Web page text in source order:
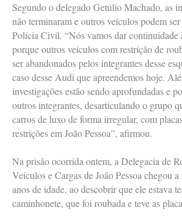
Segundo o delegado Getúlio Machado, as
não terminaram e outros veículos podem
Polícia Civil. “Nós vamos dar continuidade
porque outros veículos com restrição de
ser abandonados pelos integrantes desse
caso desse Audi que apreendemos hoje.
investigações estão sendo aprofundadas e
outros integrantes, desarticulando o grupo
carros de luxo de forma irregular, com
restrições em João Pessoa”, afirmou.
Na prisão ocorrida ontem, a Delegacia de
Veículos e Cargas de João Pessoa chegou
anos de idade, ao descobrir que ele estava
caminhonete, que foi roubada e teve as